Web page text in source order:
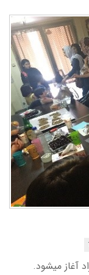
آغاز میشود.